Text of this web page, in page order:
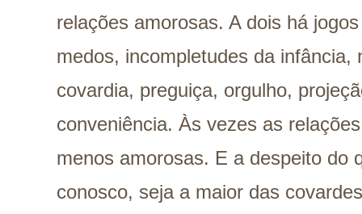
relações amorosas. A dois há
medos, incompletudes da infância,
covardia, preguiça, orgulho,
conveniência. Às vezes as
menos amorosas. E a despeito do
conosco, seja a maior das